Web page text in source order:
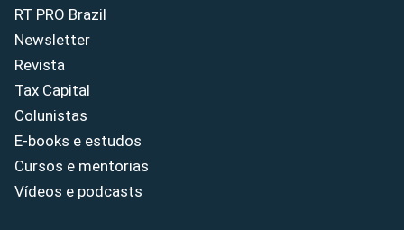
RT PRO Brazil
Newsletter
Revista
Tax Capital
Colunistas
E-books e estudos
Cursos e mentorias
Vídeos e podcasts